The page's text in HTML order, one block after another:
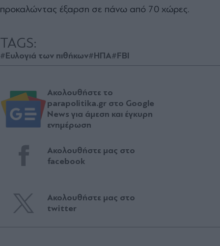
προκαλώντας έξαρση σε πάνω από 70 χώρες.
TAGS:
#Ευλογιά των πιθήκων#ΗΠΑ#FBI
Ακολουθήστε το
parapolitika.gr στο Google
News για άμεση και έγκυρη
ενημέρωση
Ακολουθήστε μας στο
facebook
Ακολουθήστε μας στο
twitter